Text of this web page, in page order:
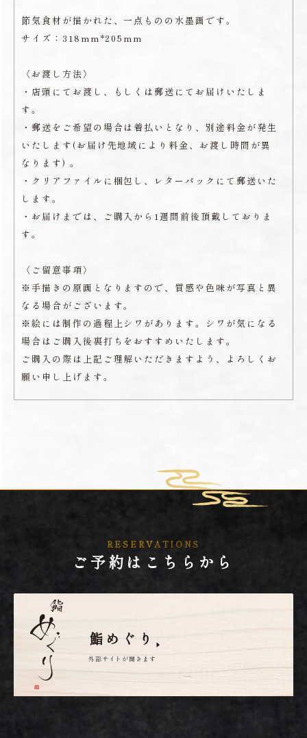
節気食材が描かれた、一点ものの水墨画です。
サイズ：318mm*205mm
〈お渡し方法〉
・店頭にてお渡し、もしくは郵送にてお届けいたしま
す。
・郵送をご希望の場合は着払いとなり、別途料金が発生
いたします(お届け先地域により料金、お渡し時間が異
なります) 。
・クリアファイルに梱包し、レターパックにて郵送いた
します。
・お届けまでは、ご購入から1週間前後頂戴しておりま
す。
〈ご留意事項〉
※手描きの原画となりますので、質感や色味が写真と異
なる場合がございます。
※絵には制作の過程上シワがあります。シワが気になる
場合はご購入後裏打ちをおすすめいたします。
ご購入の際は上記ご理解いただきますよう、よろしくお
願い申し上げます。
RESERVATIONS
ご予約はこちらから
鮨めぐり
外部サイトが開きます